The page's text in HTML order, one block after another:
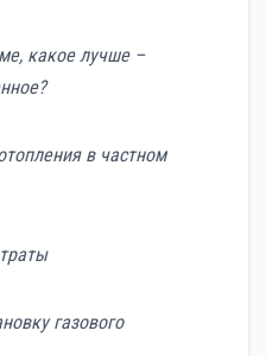
какое лучше –
в частном
газового